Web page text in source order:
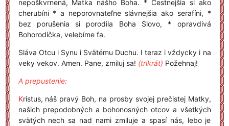
nepoškvrnená, Matka nášho Boha. * Čestnejšia si ako
cherubíni * a neporovnateľne slávnejšia ako serafíni, *
bez porušenia si porodila Boha Slovo, * opravdivá
Bohorodička, velebíme ťa.
Sláva Otcu i Synu i Svätému Duchu. I teraz i vždycky i na
veky vekov. Amen. Pane, zmiluj sa! (trikrát) Požehnaj!
A prepustenie:
Kristus, náš pravý Boh, na prosby svojej prečistej Matky,
našich prepodobných a bohonosných otcov a všetkých
svätých nech sa nad nami zmiluje a spasí nás, lebo je